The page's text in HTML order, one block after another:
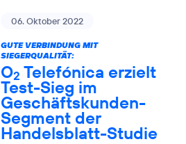
06. Oktober 2022
GUTE VERBINDUNG MIT
SIEGERQUALITÄT:
O2 Telefónica erzielt
Test-Sieg im
Geschäftskunden-
Segment der
Handelsblatt-Studie